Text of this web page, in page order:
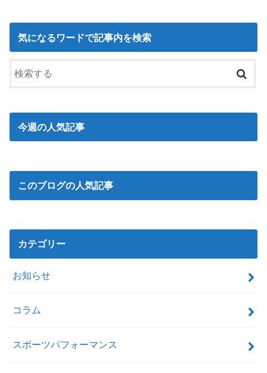
気になるワードで記事内を検索
今週の人気記事
このブログの人気記事
カテゴリー
お知らせ
コラム
スポーツパフォーマンス